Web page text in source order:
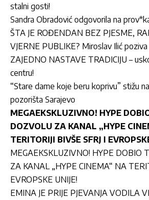
stalni gosti!
Sandra Obradović odgovorila na
ŠTA JE ROĐENDAN BEZ PJESME,
VJERNE PUBLIKE? Miroslav Ilić
ZAJEDNO NASTAVE TRADICIJU –
centru!
“Stare dame koje beru koprivu” stižu
pozorišta Sarajevo
MEGAEKSKLUZIVNO! HYPE
DOZVOLU ZA KANAL „HYPE
TERITORIJI BIVŠE SFRJ I
MEGAEKSKLUZIVNO! HYPE DOBIO
ZA KANAL „HYPE CINEMA“ NA
EVROPSKE UNIJE!
EMINA JE PRIJE PJEVANJA VODILA